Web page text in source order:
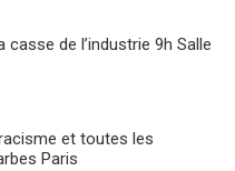
casse de l’industrie 9h Salle
et toutes les
Paris